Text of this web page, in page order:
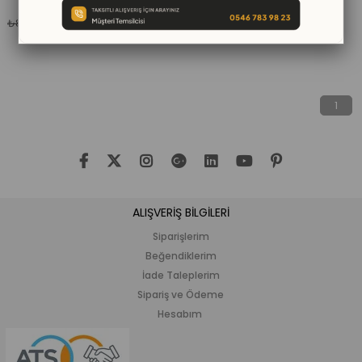
₺630,00
₺899,00
1
ALIŞVERİŞ BİLGİLERİ
Siparişlerim
Beğendiklerim
İade Taleplerim
Sipariş ve Ödeme
Hesabım